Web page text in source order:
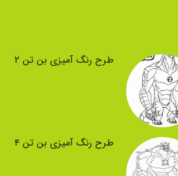
طرح رنگ آمیزی بن تن ۲
طرح رنگ آمیزی بن تن ۴